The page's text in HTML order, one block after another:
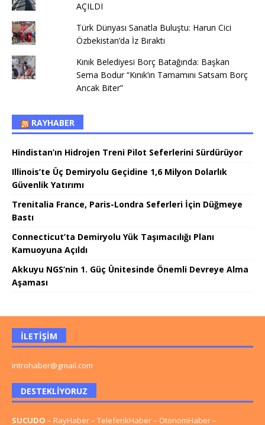
AÇILDI
Türk Dünyası Sanatla Buluştu: Harun Cici
Özbekistan’da İz Bıraktı
Kınık Belediyesi Borç Batağında: Başkan
Sema Bodur “Kınık’ın Tamamını Satsam Borç
Ancak Biter”
RAYHABER
Hindistan’ın Hidrojen Treni Pilot Seferlerini Sürdürüyor
Illinois’te Üç Demiryolu Geçidine 1,6 Milyon Dolarlık
Güvenlik Yatırımı
Trenitalia France, Paris-Londra Seferleri İçin Düğmeye
Bastı
Connecticut’ta Demiryolu Yük Taşımacılığı Planı
Kamuoyuna Açıldı
Akkuyu NGS’nin 1. Güç Ünitesinde Önemli Devreye Alma
Aşaması
İLETIŞIM
introhaber@gmail.com
DESTEKLIYORUZ
SUCUDO – RayHaber– TeleferikHaber– OtonomHaber–